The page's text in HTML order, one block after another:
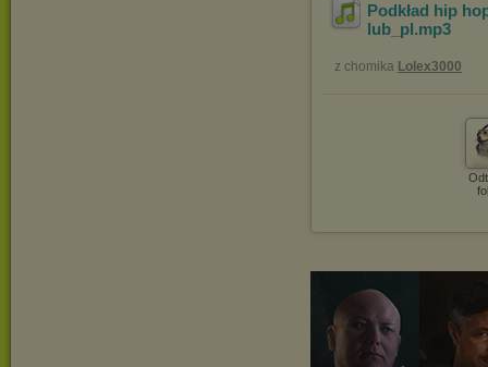
Podkład hip
lub_pl .mp3
z chomika Lolex3000